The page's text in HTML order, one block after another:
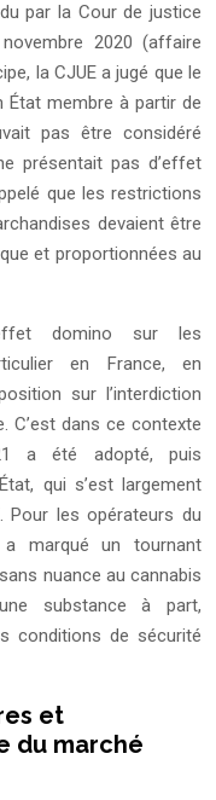
par la Cour de justice
2020 (affaire
la CJUE a jugé que le
État membre à partir de
pas être considéré
présentait pas d’effet
que les restrictions
devaient être
et proportionnées au
domino sur les
en France, en
sur l’interdiction
C’est dans ce contexte
a été adopté, puis
qui s’est largement
Pour les opérateurs du
a marqué un tournant
nuance au cannabis
substance à part,
conditions de sécurité
et
du marché